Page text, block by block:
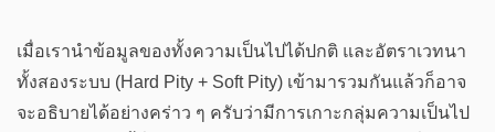
เมื่อเรานำข้อมูลของทั้งความเป็นไปได้ปกติ และอัตราเวทนา
ทั้งสองระบบ (Hard Pity + Soft Pity) เข้ามารวมกันแล้วก็อาจ
จะอธิบายได้อย่างคร่าว ๆ ครับว่ามีการเกาะกลุ่มความเป็นไป